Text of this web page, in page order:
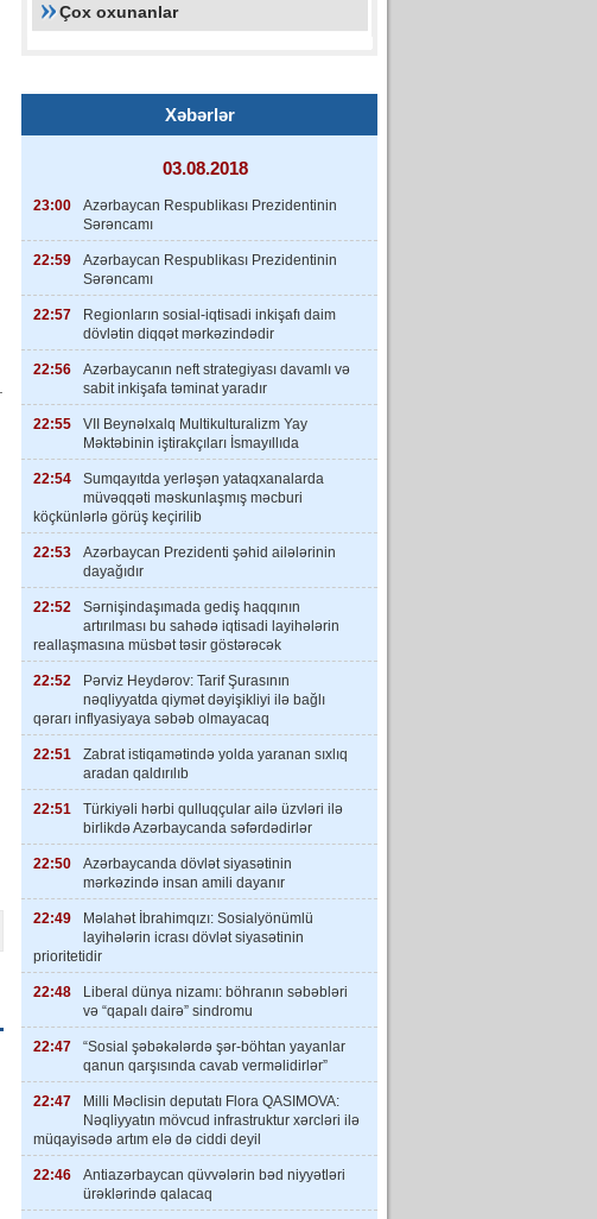
Çox oxunanlar
Xəbərlər
03.08.2018
23:00
Azərbaycan Respublikası Prezidentinin
Sərəncamı
22:59
Azərbaycan Respublikası Prezidentinin
Sərəncamı
22:57
Regionların sosial-iqtisadi inkişafı daim
dövlətin diqqət mərkəzindədir
22:56
Azərbaycanın neft strategiyası davamlı və
sabit inkişafa təminat yaradır
22:55
VII Beynəlxalq Multikulturalizm Yay
Məktəbinin iştirakçıları İsmayıllıda
22:54
Sumqayıtda yerləşən yataqxanalarda
müvəqqəti məskunlaşmış məcburi
köçkünlərlə görüş keçirilib
22:53
Azərbaycan Prezidenti şəhid ailələrinin
dayağıdır
22:52
Sərnişindaşımada gediş haqqının
artırılması bu sahədə iqtisadi layihələrin
reallaşmasına müsbət təsir göstərəcək
22:52
Pərviz Heydərov: Tarif Şurasının
nəqliyyatda qiymət dəyişikliyi ilə bağlı
qərarı inflyasiyaya səbəb olmayacaq
22:51
Zabrat istiqamətində yolda yaranan sıxlıq
aradan qaldırılıb
22:51
Türkiyəli hərbi qulluqçular ailə üzvləri ilə
birlikdə Azərbaycanda səfərdədirlər
22:50
Azərbaycanda dövlət siyasətinin
mərkəzində insan amili dayanır
22:49
Məlahət İbrahimqızı: Sosialyönümlü
layihələrin icrası dövlət siyasətinin
prioritetidir
22:48
Liberal dünya nizamı: böhranın səbəbləri
və “qapalı dairə” sindromu
22:47
“Sosial şəbəkələrdə şər-böhtan yayanlar
qanun qarşısında cavab verməlidirlər”
22:47
Milli Məclisin deputatı Flora QASIMOVA:
Nəqliyyatın mövcud infrastruktur xərcləri ilə
müqayisədə artım elə də ciddi deyil
22:46
Antiazərbaycan qüvvələrin bəd niyyətləri
ürəklərində qalacaq